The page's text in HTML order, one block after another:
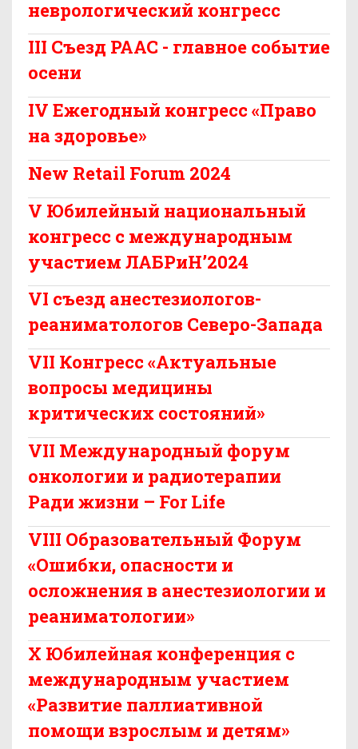
неврологический конгресс
III Съезд РААС - главное событие
осени
IV Ежегодный конгресс «Право
на здоровье»
New Retail Forum 2024
V Юбилейный национальный
конгресс с международным
участием ЛАБРиН’2024
VI съезд анестезиологов-
реаниматологов Северо-Запада
VII Конгресс «Актуальные
вопросы медицины
критических состояний»
VII Международный форум
онкологии и радиотерапии
Ради жизни – For Life
VIII Образовательный Форум
«Ошибки, опасности и
осложнения в анестезиологии и
реаниматологии»
X Юбилейная конференция с
международным участием
«Развитие паллиативной
помощи взрослым и детям»